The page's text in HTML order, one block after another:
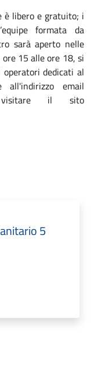
è libero e gratuito; i
formata da
sarà aperto nelle
15 alle ore 18, si
dedicati al
all'indirizzo email
il sito
5